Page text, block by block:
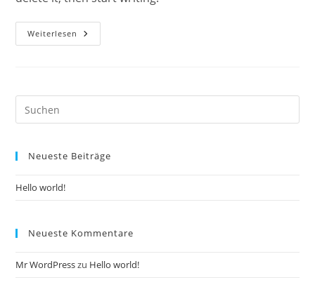
Weiterlesen Hello
World!
Neueste Beiträge
Hello world!
Neueste Kommentare
Mr WordPresszu Hello world!